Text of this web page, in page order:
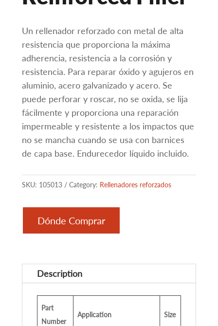
Un rellenador reforzado con metal de alta
resistencia que proporciona la máxima
adherencia, resistencia a la corrosión y
resistencia. Para reparar óxido y agujeros en
aluminio, acero galvanizado y acero. Se
puede perforar y roscar, no se oxida, se lija
fácilmente y proporciona una reparación
impermeable y resistente a los impactos que
no se mancha cuando se usa con barnices
de capa base. Endurecedor líquido incluido.
SKU: 105013 Category: Rellenadores reforzados
Dónde Comprar
Description
Part
Number
Application Size